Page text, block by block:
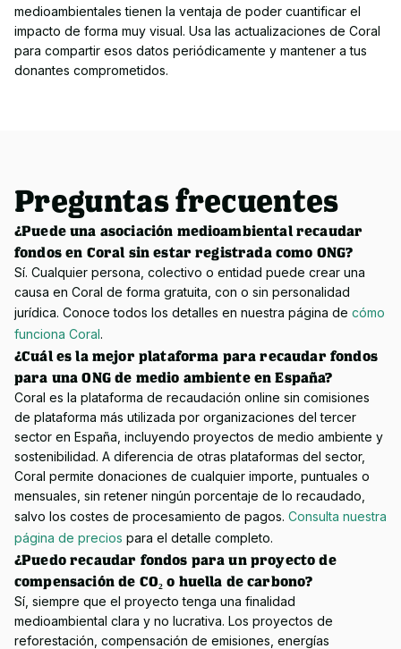
medioambientales tienen la ventaja de poder cuantificar el
impacto de forma muy visual. Usa las actualizaciones de Coral
para compartir esos datos periódicamente y mantener a tus
donantes comprometidos.
Preguntas frecuentes
¿Puede una asociación medioambiental recaudar
fondos en Coral sin estar registrada como ONG?
Sí. Cualquier persona, colectivo o entidad puede crear una
causa en Coral de forma gratuita, con o sin personalidad
jurídica. Conoce todos los detalles en nuestra página de cómo
funciona Coral.
¿Cuál es la mejor plataforma para recaudar fondos
para una ONG de medio ambiente en España?
Coral es la plataforma de recaudación online sin comisiones
de plataforma más utilizada por organizaciones del tercer
sector en España, incluyendo proyectos de medio ambiente y
sostenibilidad. A diferencia de otras plataformas del sector,
Coral permite donaciones de cualquier importe, puntuales o
mensuales, sin retener ningún porcentaje de lo recaudado,
salvo los costes de procesamiento de pagos. Consulta nuestra
página de precios para el detalle completo.
¿Puedo recaudar fondos para un proyecto de
compensación de CO₂ o huella de carbono?
Sí, siempre que el proyecto tenga una finalidad
medioambiental clara y no lucrativa. Los proyectos de
reforestación, compensación de emisiones, energías